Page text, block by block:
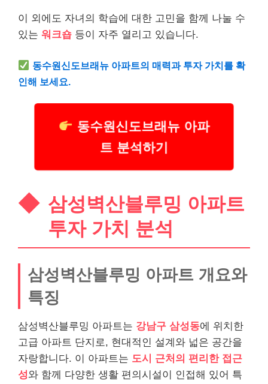
이 외에도 자녀의 학습에 대한 고민을 함께 나눌 수
있는 워크숍 등이 자주 열리고 있습니다.
동수원신도브래뉴 아파트의 매력과 투자 가치를 확
인해 보세요.
동수원신도브래뉴 아파
트 분석하기
삼성벽산블루밍 아파트
투자 가치 분석
삼성벽산블루밍 아파트 개요와
특징
삼성벽산블루밍 아파트는 강남구 삼성동에 위치한
고급 아파트 단지로, 현대적인 설계와 넓은 공간을
자랑합니다. 이 아파트는 도시 근처의 편리한 접근
성와 함께 다양한 생활 편의시설이 인접해 있어 특